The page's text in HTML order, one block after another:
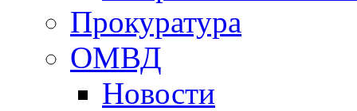
Прокуратура
ОМВД
Новости